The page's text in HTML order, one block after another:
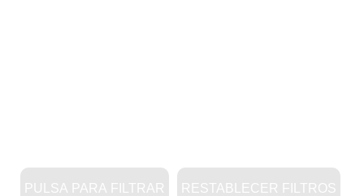
PULSA PARA FILTRAR RESTABLECER FILTROS